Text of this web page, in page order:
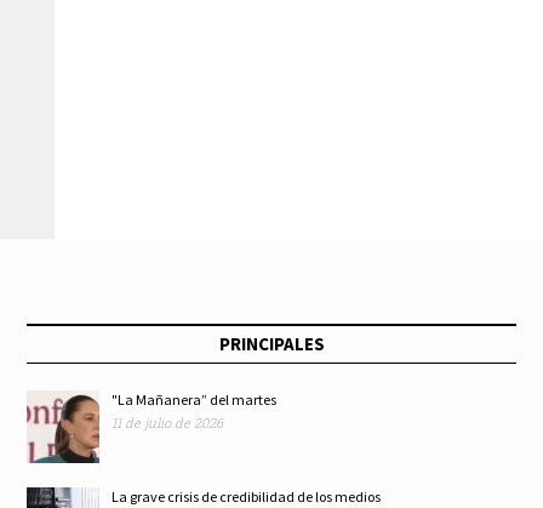
PRINCIPALES
"La Mañanera” del martes
11 de julio de 2026
La grave crisis de credibilidad de los medios